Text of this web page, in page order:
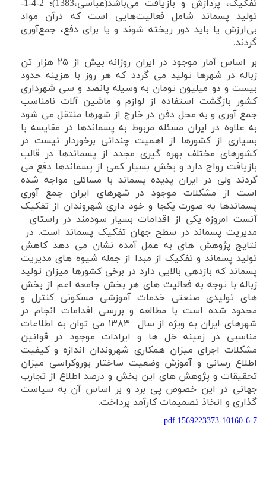
ﺗﻔﮑﯿﮏ، ﭘﺮدازش و ﺑﺎزﯾﺎﻓﺖ می‌باشد(عباسی،1383)؛ 2-4-1-
تولید پسماند شامل فعالیت‌هایی است که درآن مواد
بی‌ارزش یا باید دور ریخته شوند و یا برای دفع، جمع‌آوری
گردند.
بر اساس آمار موجود در ایران روزانه بیش از ۲۵هزار تن
زباله در شهرها تولید می گردد که هر روز با هزینه حدود
بیست و دو میلیون تومان به وسیله پانصد و سی شهرداری
کشور بازگشت استفاده از لوازم و ماشین آلات نامناسب
جمع آوری و به محل دفن در خارج از شهرها منتقل می شود
به علاوه در ایران مسئله مربوط به پسماندها در مقایسه با
بسیاری از کشورها از اهمیت چندانی برخوردار نیست در
کشورهای مختلف بهره گیری مجدد از پسماندها در قالب
بازیافت رواج دارد و بخش بسیار کمی از پسماندها دفع می
کردند ولی در ایران پدیده پسماند با مسائلی مواجه شده
است از مشکلات موجود در شهرهای ایران جمع آوری
پسماندها به صورت یکجا و خود داری شهروندان از تفکیک
آنست امروزه یکی از اقدامات بسیار سودمند در راستای
مدیریت پسماند در سطح جهان تفکیک پسماند است. در
نتایج پژوهش های به عمل آمده نشان می دهد کاهش
تولید پسماند و تفکیک از مبدا از جمله شیوه های مدیریت
پسماند که بازدهی بالایی دارد در برخی کشورها میزان تولید
زباله با توجه به فعالیت های هر بخش جامعه اعم از بخش
های تولیدی صنعتی خدمات آموزشی مسکونی کنترل و
محدود شده است با مطالعه و بررسی اقدامات انجام در
شهرهای ایران به ویژه از سال ۱۳۸۳ می توان به اطلاعات
مناسبی در زمینه خل ها و ایرادات موجود در قوانین
مشکلات اجرای میزان همکاری شهروندان اندازه و کیفیت
اطلاع رسانی و آموزش وضعیت ساختار بوروکراسی میزان
تحقیقات و پژوهش های این بخش و درصد اطلاع از تجارب
جهانی در این خصوص پی برد و بر اساس آن به سیاست
گذاری و اتخاذ تصمیمات کارآمد پرداخت.
1569223373-10160-6-7.pdf